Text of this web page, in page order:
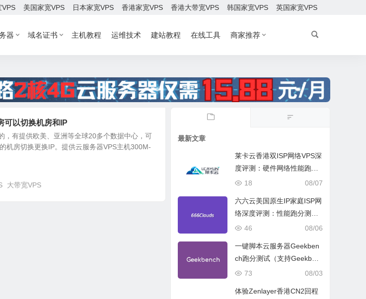
VPS 美国家宽VPS 日本家宽VPS 香港家宽VPS 香港大带宽VPS 韩国家宽VPS 英国家宽VPS
器 域名证书 主机教程 运维技术 建站教程 在线工具 商家推荐
可以切换机房和IP
，有提供欧美、亚洲等全球20多个数据中心，可
机房切换更换IP。提供云服务器VPS主机300M-
大带宽VPS
最新文章
莱卡云香港双ISP网络VPS深
度评测：硬件网络性能跑
分、流媒体兼容测试和选择
08/07
18
六六云美国原生IP家庭ISP网
络深度评测：性能跑分测
试、网络线路与购买建议08/06
46
一键脚本云服务器Geekben
ch跑分测试（支持Geekben
ch 5 Geekbench 6 Geekbe
08/03
73
体验Zenlayer香港CN2回程